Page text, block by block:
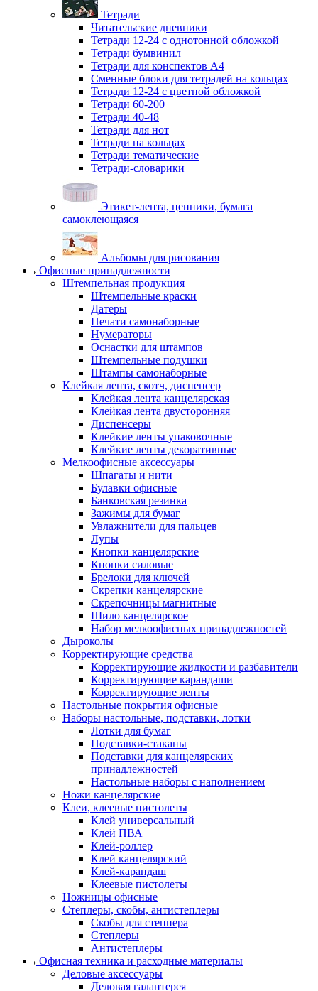
Тетради
Читательские дневники
Тетради 12-24 с однотонной обложкой
Тетради бумвинил
Тетради для конспектов А4
Сменные блоки для тетрадей на кольцах
Тетради 12-24 с цветной обложкой
Тетради 60-200
Тетради 40-48
Тетради для нот
Тетради на кольцах
Тетради тематические
Тетради-словарики
Этикет-лента, ценники, бумага
самоклеющаяся
Альбомы для рисования
Офисные принадлежности
Штемпельная продукция
Штемпельные краски
Датеры
Печати самонаборные
Нумераторы
Оснастки для штампов
Штемпельные подушки
Штампы самонаборные
Клейкая лента, скотч, диспенсер
Клейкая лента канцелярская
Клейкая лента двусторонняя
Диспенсеры
Клейкие ленты упаковочные
Клейкие ленты декоративные
Мелкоофисные аксессуары
Шпагаты и нити
Булавки офисные
Банковская резинка
Зажимы для бумаг
Увлажнители для пальцев
Лупы
Кнопки канцелярские
Кнопки силовые
Брелоки для ключей
Скрепки канцелярские
Скрепочницы магнитные
Шило канцелярское
Набор мелкоофисных принадлежностей
Дыроколы
Корректирующие средства
Корректирующие жидкости и разбавители
Корректирующие карандаши
Корректирующие ленты
Настольные покрытия офисные
Наборы настольные, подставки, лотки
Лотки для бумаг
Подставки-стаканы
Подставки для канцелярских
принадлежностей
Настольные наборы с наполнением
Ножи канцелярские
Клеи, клеевые пистолеты
Клей универсальный
Клей ПВА
Клей-роллер
Клей канцелярский
Клей-карандаш
Клеевые пистолеты
Ножницы офисные
Степлеры, скобы, антистеплеры
Скобы для степпера
Степлеры
Антистеплеры
Офисная техника и расходные материалы
Деловые аксессуары
Деловая галантерея